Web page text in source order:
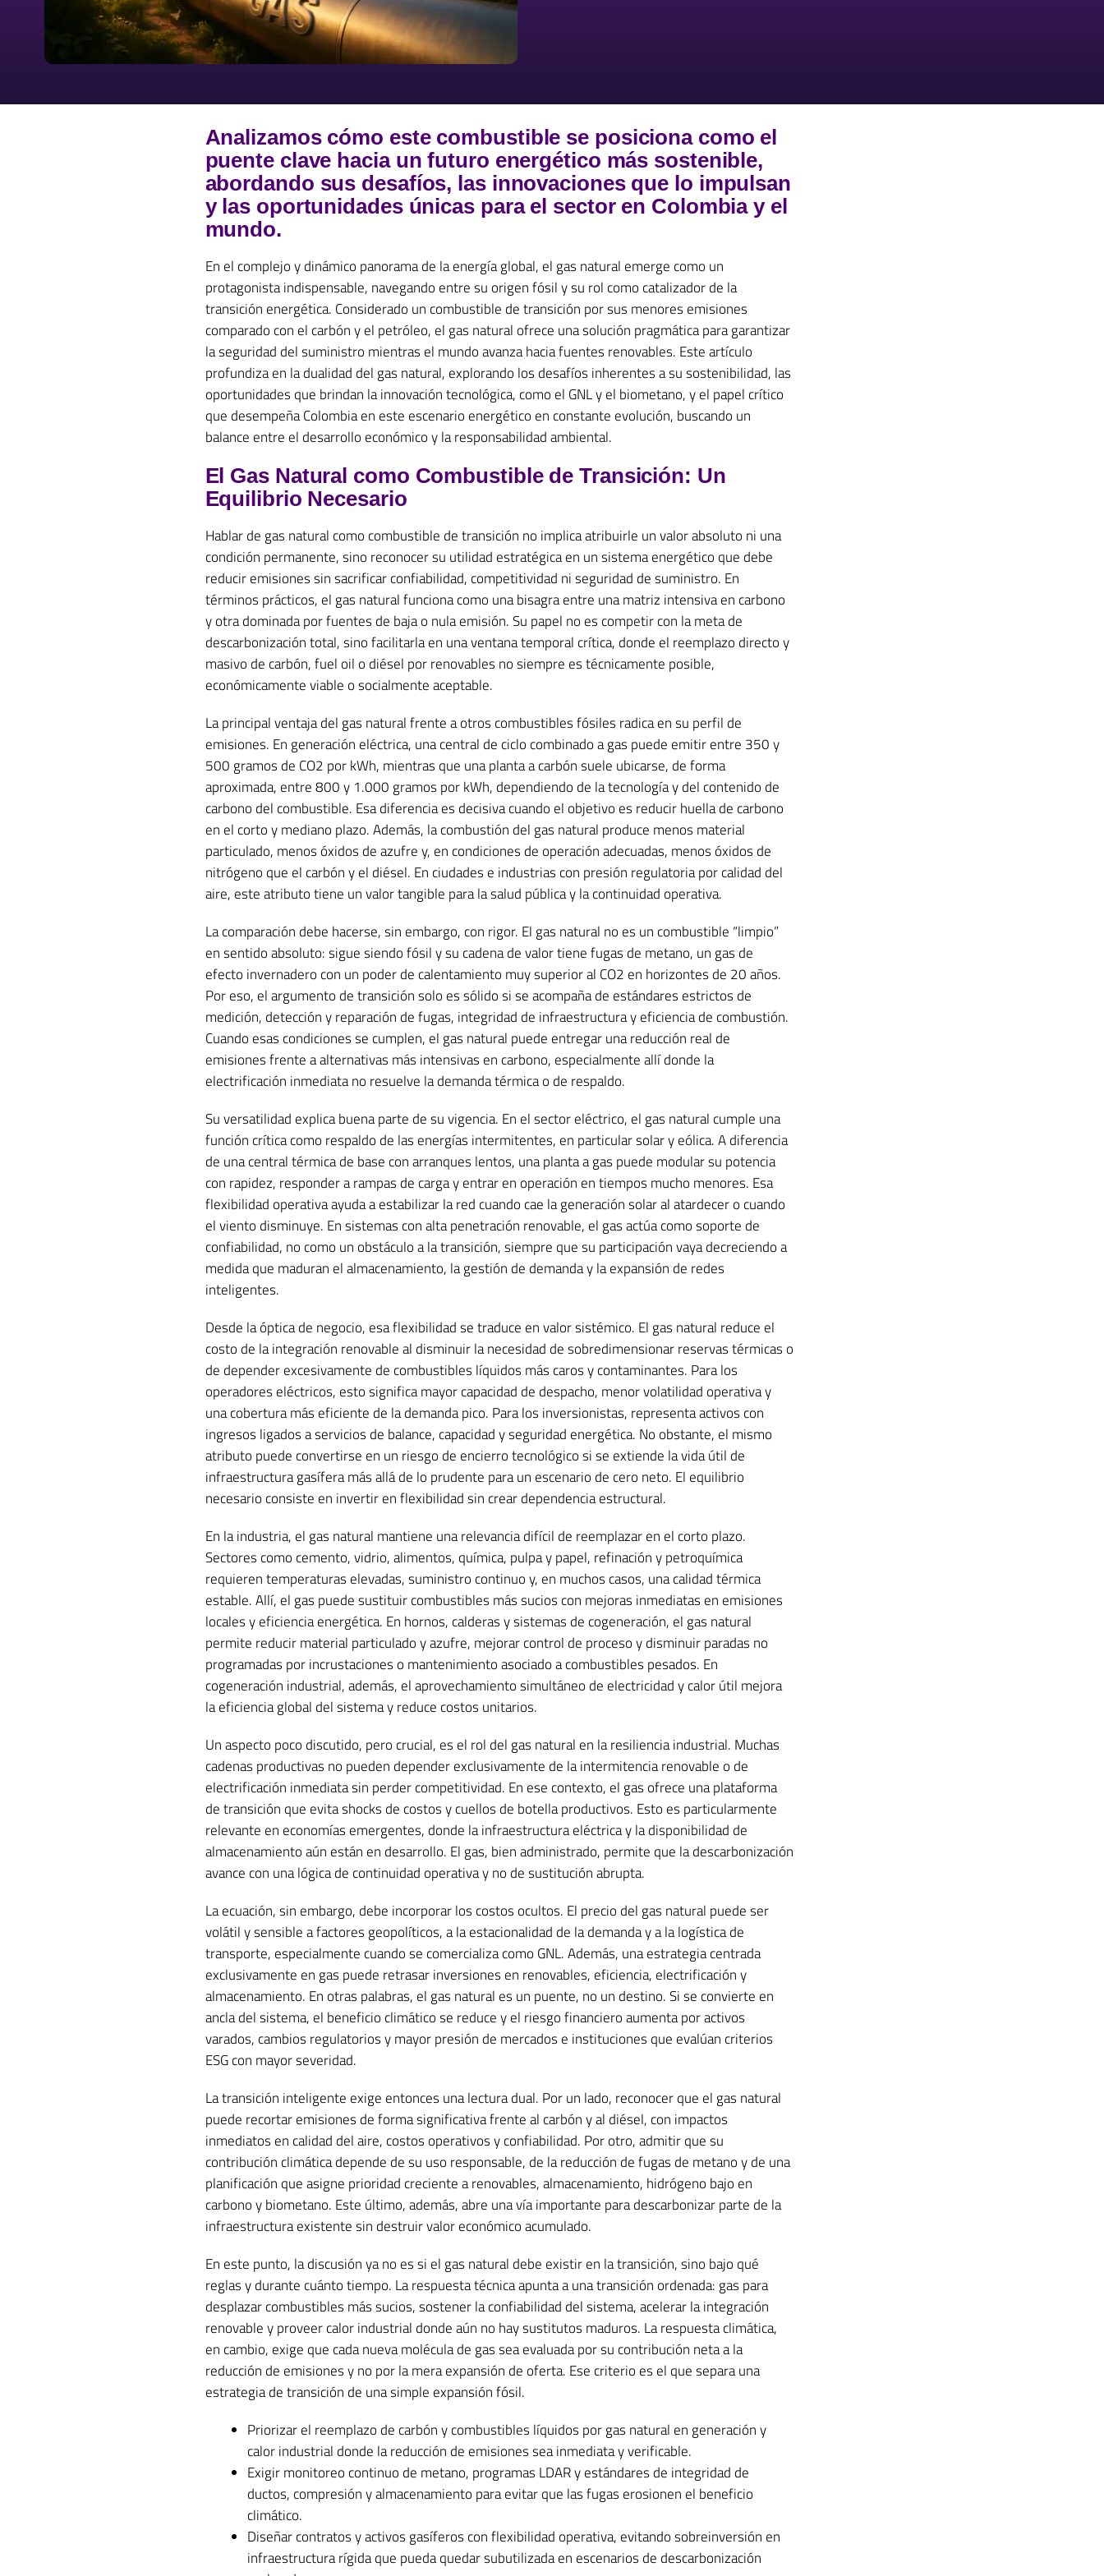
Analizamos cómo este combustible se posiciona como el
puente clave hacia un futuro energético más sostenible,
abordando sus desafíos, las innovaciones que lo impulsan
y las oportunidades únicas para el sector en Colombia y el
mundo.
En el complejo y dinámico panorama de la energía global, el gas natural emerge como un
protagonista indispensable, navegando entre su origen fósil y su rol como catalizador de la
transición energética. Considerado un combustible de transición por sus menores emisiones
comparado con el carbón y el petróleo, el gas natural ofrece una solución pragmática para garantizar
la seguridad del suministro mientras el mundo avanza hacia fuentes renovables. Este artículo
profundiza en la dualidad del gas natural, explorando los desafíos inherentes a su sostenibilidad, las
oportunidades que brindan la innovación tecnológica, como el GNL y el biometano, y el papel crítico
que desempeña Colombia en este escenario energético en constante evolución, buscando un
balance entre el desarrollo económico y la responsabilidad ambiental.
El Gas Natural como Combustible de Transición: Un
Equilibrio Necesario
Hablar de gas natural como combustible de transición no implica atribuirle un valor absoluto ni una
condición permanente, sino reconocer su utilidad estratégica en un sistema energético que debe
reducir emisiones sin sacrificar confiabilidad, competitividad ni seguridad de suministro. En
términos prácticos, el gas natural funciona como una bisagra entre una matriz intensiva en carbono
y otra dominada por fuentes de baja o nula emisión. Su papel no es competir con la meta de
descarbonización total, sino facilitarla en una ventana temporal crítica, donde el reemplazo directo y
masivo de carbón, fuel oil o diésel por renovables no siempre es técnicamente posible,
económicamente viable o socialmente aceptable.
La principal ventaja del gas natural frente a otros combustibles fósiles radica en su perfil de
emisiones. En generación eléctrica, una central de ciclo combinado a gas puede emitir entre 350 y
500 gramos de CO2 por kWh, mientras que una planta a carbón suele ubicarse, de forma
aproximada, entre 800 y 1.000 gramos por kWh, dependiendo de la tecnología y del contenido de
carbono del combustible. Esa diferencia es decisiva cuando el objetivo es reducir huella de carbono
en el corto y mediano plazo. Además, la combustión del gas natural produce menos material
particulado, menos óxidos de azufre y, en condiciones de operación adecuadas, menos óxidos de
nitrógeno que el carbón y el diésel. En ciudades e industrias con presión regulatoria por calidad del
aire, este atributo tiene un valor tangible para la salud pública y la continuidad operativa.
La comparación debe hacerse, sin embargo, con rigor. El gas natural no es un combustible “limpio”
en sentido absoluto: sigue siendo fósil y su cadena de valor tiene fugas de metano, un gas de
efecto invernadero con un poder de calentamiento muy superior al CO2 en horizontes de 20 años.
Por eso, el argumento de transición solo es sólido si se acompaña de estándares estrictos de
medición, detección y reparación de fugas, integridad de infraestructura y eficiencia de combustión.
Cuando esas condiciones se cumplen, el gas natural puede entregar una reducción real de
emisiones frente a alternativas más intensivas en carbono, especialmente allí donde la
electrificación inmediata no resuelve la demanda térmica o de respaldo.
Su versatilidad explica buena parte de su vigencia. En el sector eléctrico, el gas natural cumple una
función crítica como respaldo de las energías intermitentes, en particular solar y eólica. A diferencia
de una central térmica de base con arranques lentos, una planta a gas puede modular su potencia
con rapidez, responder a rampas de carga y entrar en operación en tiempos mucho menores. Esa
flexibilidad operativa ayuda a estabilizar la red cuando cae la generación solar al atardecer o cuando
el viento disminuye. En sistemas con alta penetración renovable, el gas actúa como soporte de
confiabilidad, no como un obstáculo a la transición, siempre que su participación vaya decreciendo a
medida que maduran el almacenamiento, la gestión de demanda y la expansión de redes
inteligentes.
Desde la óptica de negocio, esa flexibilidad se traduce en valor sistémico. El gas natural reduce el
costo de la integración renovable al disminuir la necesidad de sobredimensionar reservas térmicas o
de depender excesivamente de combustibles líquidos más caros y contaminantes. Para los
operadores eléctricos, esto significa mayor capacidad de despacho, menor volatilidad operativa y
una cobertura más eficiente de la demanda pico. Para los inversionistas, representa activos con
ingresos ligados a servicios de balance, capacidad y seguridad energética. No obstante, el mismo
atributo puede convertirse en un riesgo de encierro tecnológico si se extiende la vida útil de
infraestructura gasífera más allá de lo prudente para un escenario de cero neto. El equilibrio
necesario consiste en invertir en flexibilidad sin crear dependencia estructural.
En la industria, el gas natural mantiene una relevancia difícil de reemplazar en el corto plazo.
Sectores como cemento, vidrio, alimentos, química, pulpa y papel, refinación y petroquímica
requieren temperaturas elevadas, suministro continuo y, en muchos casos, una calidad térmica
estable. Allí, el gas puede sustituir combustibles más sucios con mejoras inmediatas en emisiones
locales y eficiencia energética. En hornos, calderas y sistemas de cogeneración, el gas natural
permite reducir material particulado y azufre, mejorar control de proceso y disminuir paradas no
programadas por incrustaciones o mantenimiento asociado a combustibles pesados. En
cogeneración industrial, además, el aprovechamiento simultáneo de electricidad y calor útil mejora
la eficiencia global del sistema y reduce costos unitarios.
Un aspecto poco discutido, pero crucial, es el rol del gas natural en la resiliencia industrial. Muchas
cadenas productivas no pueden depender exclusivamente de la intermitencia renovable o de
electrificación inmediata sin perder competitividad. En ese contexto, el gas ofrece una plataforma
de transición que evita shocks de costos y cuellos de botella productivos. Esto es particularmente
relevante en economías emergentes, donde la infraestructura eléctrica y la disponibilidad de
almacenamiento aún están en desarrollo. El gas, bien administrado, permite que la descarbonización
avance con una lógica de continuidad operativa y no de sustitución abrupta.
La ecuación, sin embargo, debe incorporar los costos ocultos. El precio del gas natural puede ser
volátil y sensible a factores geopolíticos, a la estacionalidad de la demanda y a la logística de
transporte, especialmente cuando se comercializa como GNL. Además, una estrategia centrada
exclusivamente en gas puede retrasar inversiones en renovables, eficiencia, electrificación y
almacenamiento. En otras palabras, el gas natural es un puente, no un destino. Si se convierte en
ancla del sistema, el beneficio climático se reduce y el riesgo financiero aumenta por activos
varados, cambios regulatorios y mayor presión de mercados e instituciones que evalúan criterios
ESG con mayor severidad.
La transición inteligente exige entonces una lectura dual. Por un lado, reconocer que el gas natural
puede recortar emisiones de forma significativa frente al carbón y al diésel, con impactos
inmediatos en calidad del aire, costos operativos y confiabilidad. Por otro, admitir que su
contribución climática depende de su uso responsable, de la reducción de fugas de metano y de una
planificación que asigne prioridad creciente a renovables, almacenamiento, hidrógeno bajo en
carbono y biometano. Este último, además, abre una vía importante para descarbonizar parte de la
infraestructura existente sin destruir valor económico acumulado.
En este punto, la discusión ya no es si el gas natural debe existir en la transición, sino bajo qué
reglas y durante cuánto tiempo. La respuesta técnica apunta a una transición ordenada: gas para
desplazar combustibles más sucios, sostener la confiabilidad del sistema, acelerar la integración
renovable y proveer calor industrial donde aún no hay sustitutos maduros. La respuesta climática,
en cambio, exige que cada nueva molécula de gas sea evaluada por su contribución neta a la
reducción de emisiones y no por la mera expansión de oferta. Ese criterio es el que separa una
estrategia de transición de una simple expansión fósil.
Priorizar el reemplazo de carbón y combustibles líquidos por gas natural en generación y
calor industrial donde la reducción de emisiones sea inmediata y verificable.
Exigir monitoreo continuo de metano, programas LDAR y estándares de integridad de
ductos, compresión y almacenamiento para evitar que las fugas erosionen el beneficio
climático.
Diseñar contratos y activos gasíferos con flexibilidad operativa, evitando sobreinversión en
infraestructura rígida que pueda quedar subutilizada en escenarios de descarbonización